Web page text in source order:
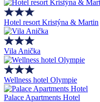
Hotel resort Kristýna & Martin
Vila Anička
Wellness hotel Olympie
Palace Apartments Hotel